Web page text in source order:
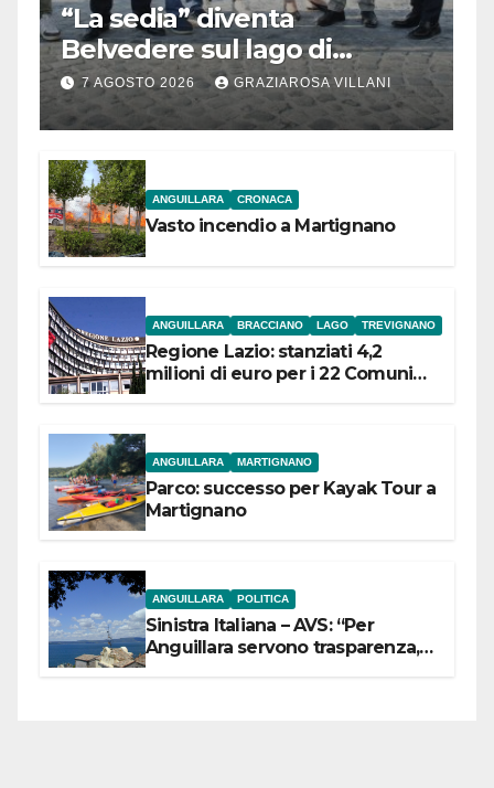
“La sedia” diventa
Belvedere sul lago di
Bracciano: ieri
l’inaugurazione
7 AGOSTO 2026 GRAZIAROSA VILLANI
ANGUILLARA CRONACA
Vasto incendio a Martignano
ANGUILLARA BRACCIANO LAGO TREVIGNANO
Regione Lazio: stanziati 4,2
milioni di euro per i 22 Comuni
ANGUILLARA MARTIGNANO
Parco: successo per Kayak Tour a
Martignano
ANGUILLARA POLITICA
Sinistra Italiana – AVS: “Per
Anguillara servono trasparenza,